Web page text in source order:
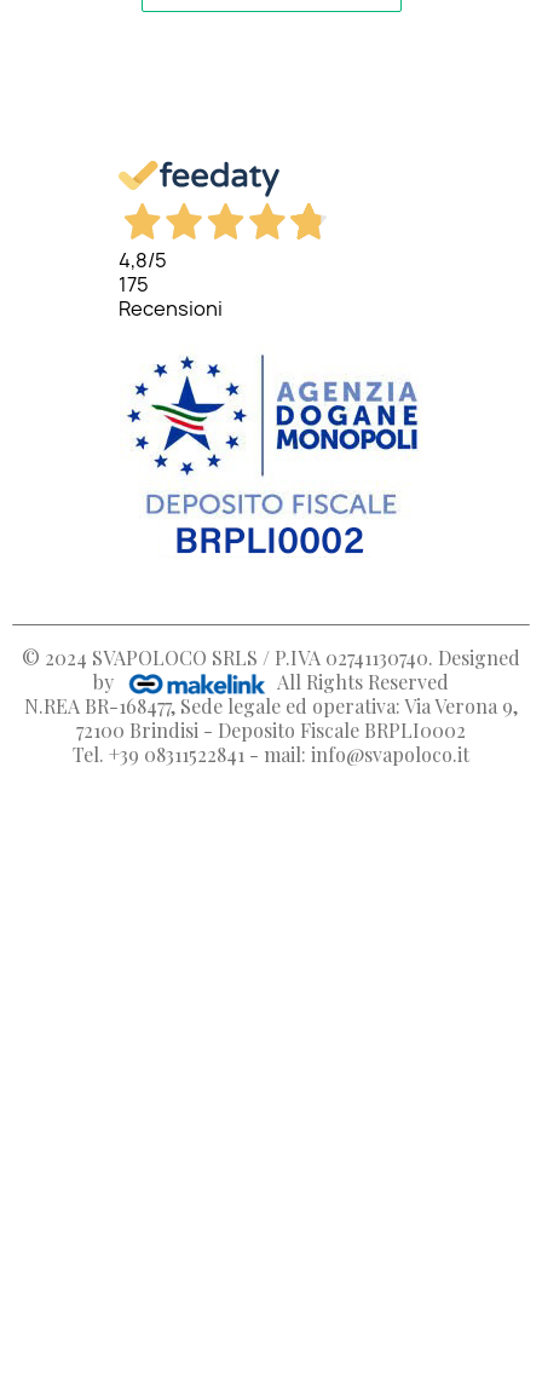
4,8/5
175
Recensioni
© 2024 SVAPOLOCO SRLS / P.IVA 02741130740. Designed
by
All Rights Reserved
N.REA BR-168477, Sede legale ed operativa: Via Verona 9,
72100 Brindisi - Deposito Fiscale BRPLI0002
Tel. +39 08311522841 - mail: info@svapoloco.it